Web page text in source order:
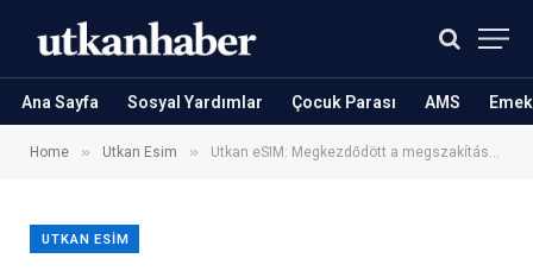
Ana Sayfa Sosyal Yardımlar Çocuk Parası AMS
Home » Utkan Esim » Utkan eSIM: Megkezdődött a megszakításmentes kapcsolattartás korszaka az utazások során!
UTKAN ESIM